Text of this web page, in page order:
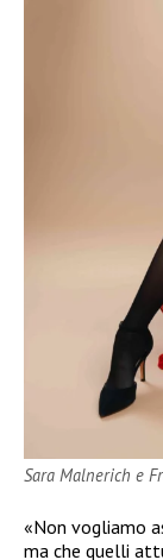
Sara Malnerich e
«Non vogliamo
ma che quelli